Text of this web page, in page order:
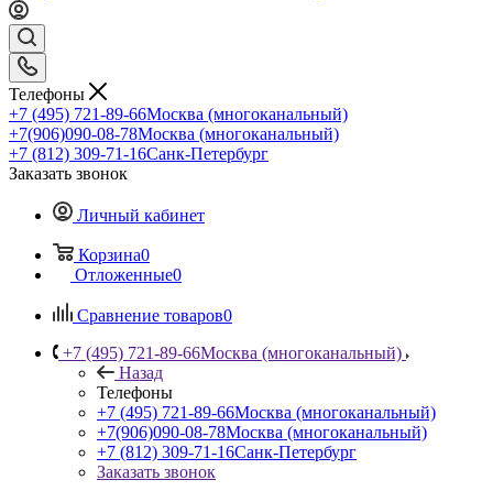
Телефоны
+7 (495) 721-89-66Москва (многоканальный)
+7(906)090-08-78Москва (многоканальный)
+7 (812) 309-71-16Санк-Петербург
Заказать звонок
Личный кабинет
Корзина0
Отложенные0
Сравнение товаров0
+7 (495) 721-89-66Москва (многоканальный)
Назад
Телефоны
+7 (495) 721-89-66Москва (многоканальный)
+7(906)090-08-78Москва (многоканальный)
+7 (812) 309-71-16Санк-Петербург
Заказать звонок